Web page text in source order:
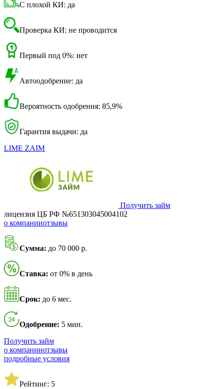
С плохой КИ: да
Проверка КИ: не проводится
Первый под 0%: нет
Автоодобрение: да
Вероятность одобрения: 85,9%
Гарантия выдачи: да
LIME ZAIM
Получить займ
лицензия ЦБ РФ №651303045004102
о компанииотзывы
Сумма: до 70 000 р.
Ставка: от 0% в день
Срок: до 6 мес.
Одобрение: 5 мин.
Получить займ
о компанииотзывы
подробные условия
Рейтинг: 5